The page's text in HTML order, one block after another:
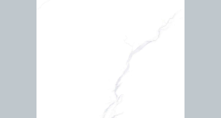
TIN CHUYÊN MÔN